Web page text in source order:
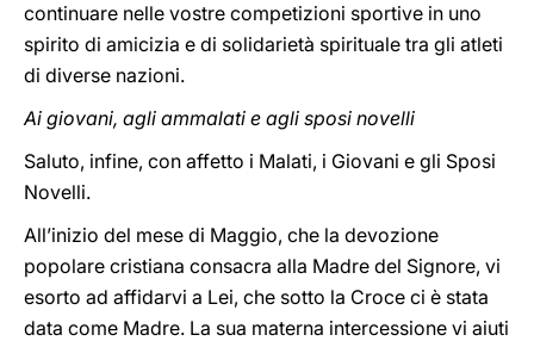
continuare nelle vostre competizioni sportive in uno
spirito di amicizia e di solidarietà spirituale tra gli atleti
di diverse nazioni.
Ai giovani, agli ammalati e agli sposi novelli
Saluto, infine, con affetto i Malati, i Giovani e gli Sposi
Novelli.
All’inizio del mese di Maggio, che la devozione
popolare cristiana consacra alla Madre del Signore, vi
esorto ad affidarvi a Lei, che sotto la Croce ci è stata
data come Madre. La sua materna intercessione vi aiuti